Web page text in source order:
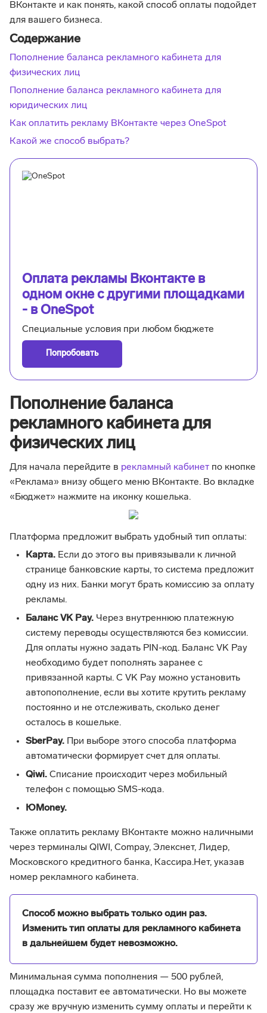
ВКонтакте и как понять, какой способ оплаты подойдет
для вашего бизнеса.
Содержание
Пополнение баланса рекламного кабинета для
физических лиц
Пополнение баланса рекламного кабинета для
юридических лиц
‍Как оплатить рекламу ВКонтакте через OneSpot
Какой же способ выбрать?
Оплата рекламы Вконтакте в
одном окне с другими площадками
- в OneSpot
Специальные условия при любом бюджете
Попробовать
Пополнение баланса
рекламного кабинета для
физических лиц
Для начала перейдите в рекламный кабинет по кнопке
«Реклама» внизу общего меню ВКонтакте. Во вкладке
«Бюджет» нажмите на иконку кошелька.
Платформа предложит выбрать удобный тип оплаты:
Карта. Если до этого вы привязывали к личной
странице банковские карты, то система предложит
одну из них. Банки могут брать комиссию за оплату
рекламы.
Баланс VK Pay. Через внутреннюю платежную
систему переводы осуществляются без комиссии.
Для оплаты нужно задать PIN-код. Баланс VK Pay
необходимо будет пополнять заранее с
привязанной карты. С VK Pay можно установить
автопополнение, если вы хотите крутить рекламу
постоянно и не отслеживать, сколько денег
осталось в кошельке.
SberPay. При выборе этого способа платформа
автоматически формирует счет для оплаты.
Qiwi. Списание происходит через мобильный
телефон с помощью SMS-кода.
ЮMoney.
Также оплатить рекламу ВКонтакте можно наличными
через терминалы QIWI, Compay, Элекснет, Лидер,
Московского кредитного банка, Кассира.Нет, указав
номер рекламного кабинета.
Способ можно выбрать только один раз.
Изменить тип оплаты для рекламного кабинета
в дальнейшем будет невозможно.
Минимальная сумма пополнения — 500 рублей,
площадка поставит ее автоматически. Но вы можете
сразу же вручную изменить сумму оплаты и перейти к